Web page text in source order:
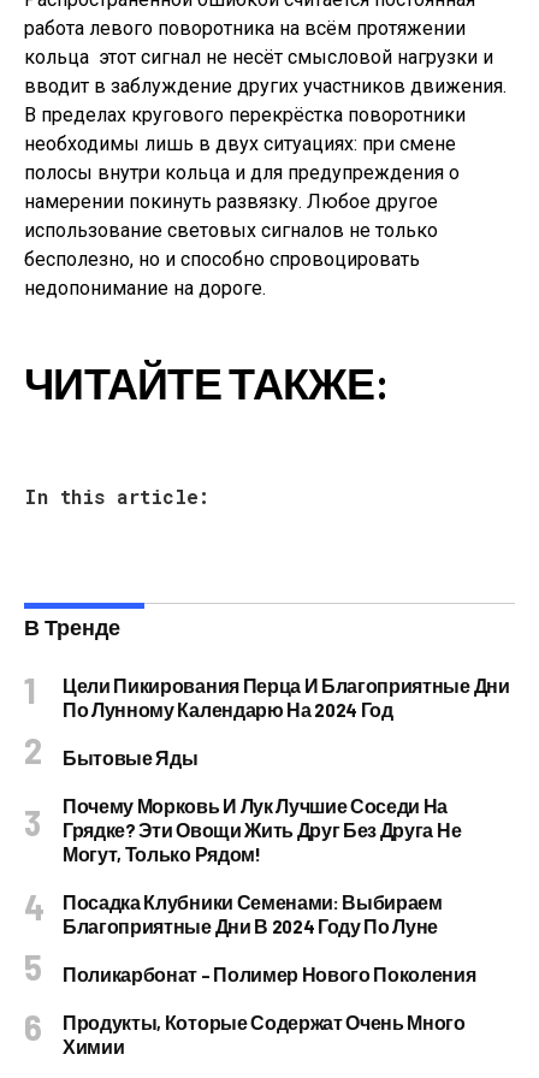
работа левого поворотника на всём протяжении
кольца  этот сигнал не несёт смысловой нагрузки и
вводит в заблуждение других участников движения.
В пределах кругового перекрёстка поворотники
необходимы лишь в двух ситуациях: при смене
полосы внутри кольца и для предупреждения о
намерении покинуть развязку. Любое другое
использование световых сигналов не только
бесполезно, но и способно спровоцировать
недопонимание на дороге.
ЧИТАЙТЕ ТАКЖЕ:
In this article:
В Тренде
Цели Пикирования Перца И Благоприятные Дни
По Лунному Календарю На 2024 Год
Бытовые Яды
Почему Морковь И Лук Лучшие Соседи На
Грядке? Эти Овощи Жить Друг Без Друга Не
Могут, Только Рядом!
Посадка Клубники Семенами: Выбираем
Благоприятные Дни В 2024 Году По Луне
Поликарбонат – Полимер Нового Поколения
Продукты, Которые Содержат Очень Много
Химии